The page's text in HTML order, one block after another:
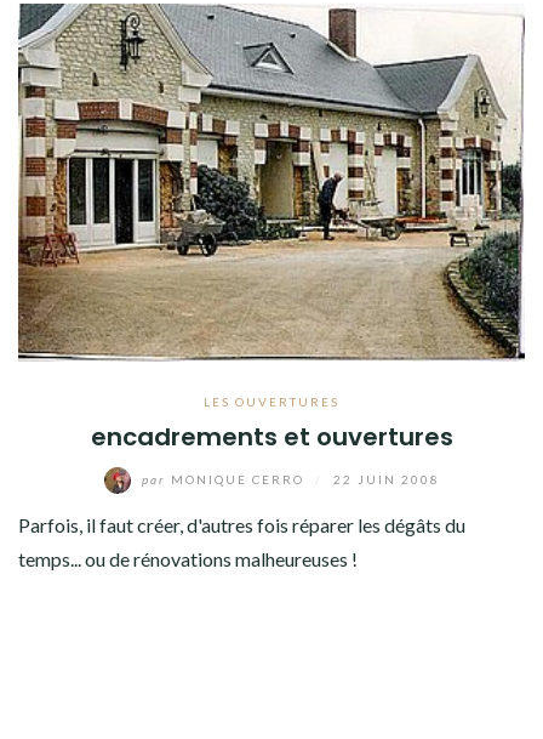
LES OUVERTURES
encadrements et ouvertures
par MONIQUE CERRO 22 JUIN 2008
Parfois, il faut créer, d'autres fois réparer les dégâts du
temps... ou de rénovations malheureuses !